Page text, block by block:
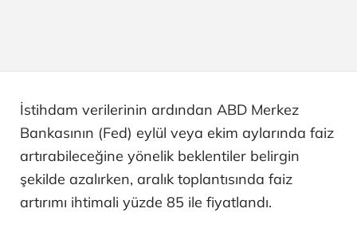
İstihdam verilerinin ardından ABD Merkez
Bankasının (Fed) eylül veya ekim aylarında faiz
artırabileceğine yönelik beklentiler belirgin
şekilde azalırken, aralık toplantısında faiz
artırımı ihtimali yüzde 85 ile fiyatlandı.